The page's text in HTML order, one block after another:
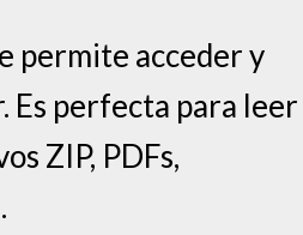
permite acceder y
Es perfecta para leer
ZIP, PDFs,